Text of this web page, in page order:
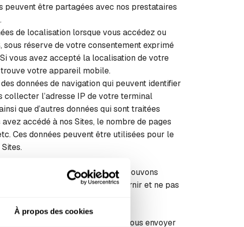
À propos des cookies
peuvent être partagées avec nos prestataires
de localisation lorsque vous accédez ou
sous réserve de votre consentement exprimé
vous avez accepté la localisation de votre
votre appareil mobile.
données de navigation qui peuvent identifier
collecter l’adresse IP de votre terminal
que d’autres données qui sont traitées
accédé à nos Sites, le nombre de pages
Ces données peuvent être utilisées pour le
Sites et les manières dont nous pouvons
veuillez ne pas nous les fournir et ne pas
partenaires commerciaux ou vous envoyer